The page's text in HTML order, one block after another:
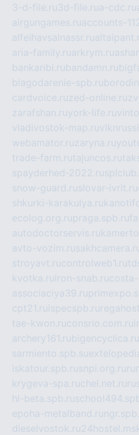
3-d-file.ru3d-file.rua-cdc.ru
airgungames.ruaccounts-
alfeihavsalnassr.ru
aria-family.ruarkrym.ru
bankaribi.rubandamn.ru
blagodarenie-spb.ru
cardvoice.ruzed-online.ru
zarafshan.ruyork-life.ru
vladivostok-map.ru
webamator.ruzaryna.ru
trade-farm.rutajuncos.ru
spayderhed-2022.ru
snow-guard.ruslovar-ivrit.ru
shkurki-karakulya.ru
ecolog.org.rupraga.spb.ru
autodoctorservis.ru
avto-vozim.ru
stroyavt.rucontrolweb1.ru
kvotka.ru iron-snab.ru
associaciya39.ru
cpt21.ru ispecspb.ru
tae-kwon.ruconsrio.com.ru
archery161.rubigencyclica.ru
sarmiento.spb.su
iskatour.spb.rusnpi.org.ru
krygeva-spa.ruchel.net.ru
hl-beta.spb.ru
epoha-metalband.ru
dieselvostok.ru